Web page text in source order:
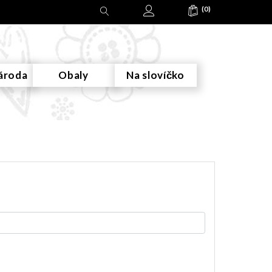
(0)
Obaly Na slovíčko